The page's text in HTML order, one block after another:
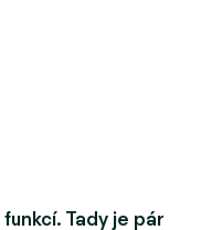
Tady je pár